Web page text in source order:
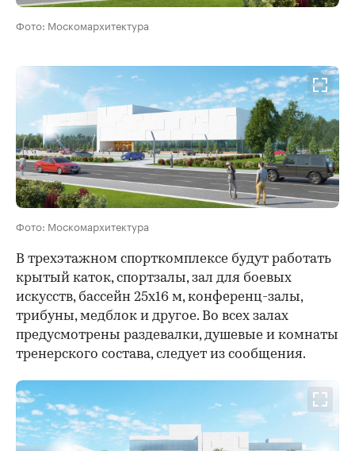
Фото: Москомархитектура
00:00 / 00:00
Фото: Москомархитектура
В трехэтажном спорткомплексе будут работать
крытый каток, спортзалы, зал для боевых
искусств, бассейн 25х16 м, конференц-залы,
трибуны, медблок и другое. Во всех залах
предусмотрены раздевалки, душевые и комнаты
тренерского состава, следует из сообщения.